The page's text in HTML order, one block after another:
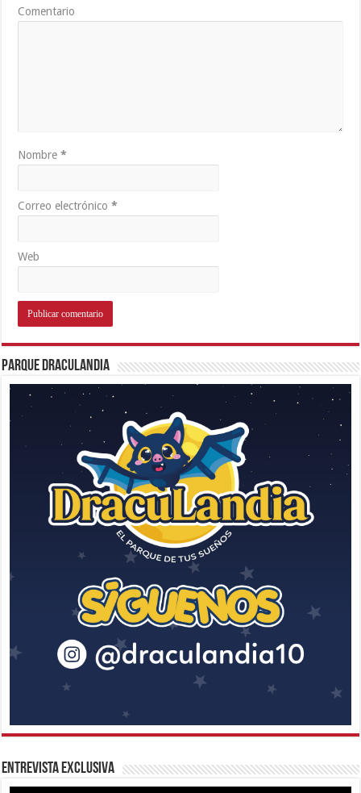
Comentario
Nombre*
Correo electrónico*
Web
Parque Draculandia
Entrevista Exclusiva